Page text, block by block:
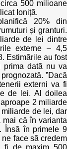
500 milioane
Ioniță.
20% din
și granturi.
de lei dintre
externe – 4,5
Estimările au fost
prima dată nu va
”Dacă
externi va fi
de lei. Al doilea
2 miliarde
de lei, dar
că în varianta
Însă în primele 9
face să credem
fi de maxim 500